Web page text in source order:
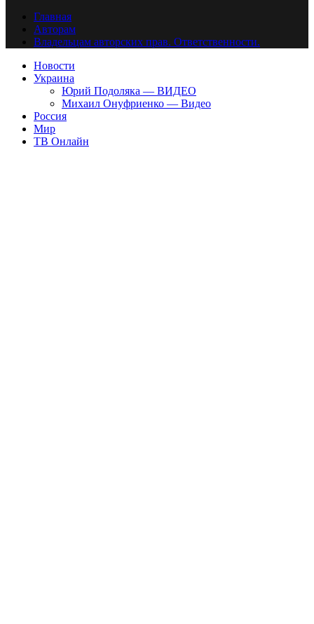
Главная
Авторам
Владельцам авторских прав. Ответственности.
Новости
Украина
Юрий Подоляка — ВИДЕО
Михаил Онуфриенко — Видео
Россия
Мир
ТВ Онлайн